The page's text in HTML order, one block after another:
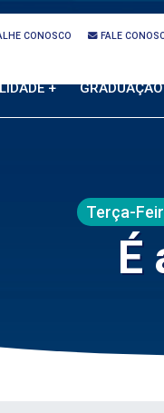
CONOSCO FALE
+ GRADUAÇÃO
Terça-
É